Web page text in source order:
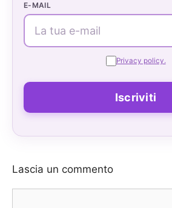
E-MAIL
Privacy policy.
Lascia un commento